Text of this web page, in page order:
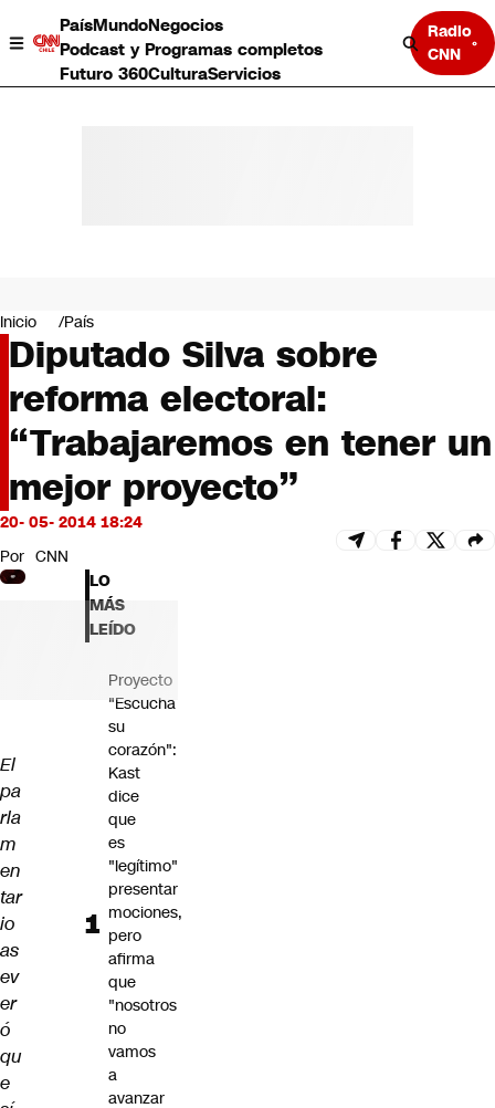
PaísMundoNegocios
Podcast y Programas completos
Futuro 360CulturaServicios
Radio
CNN
Negocios
Deportes
Programas completos
Cultura
Servicios
Bits
CNN tiempo
Futuro 360
Inicio País
Diputado Silva sobre
reforma electoral:
“Trabajaremos en tener un
mejor proyecto”
20- 05- 2014 18:24
Por CNN
El
pa
rla
m
en
tar
io
as
ev
er
ó
qu
e
LO
MÁS
LEÍDO
Proyecto
"Escucha
su
corazón":
Kast
dice
que
es
"legítimo"
presentar
mociones,
pero
afirma
que
"nosotros
no
vamos
a
avanzar